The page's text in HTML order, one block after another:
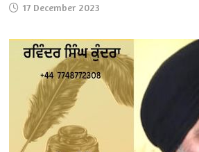
17 December 2023